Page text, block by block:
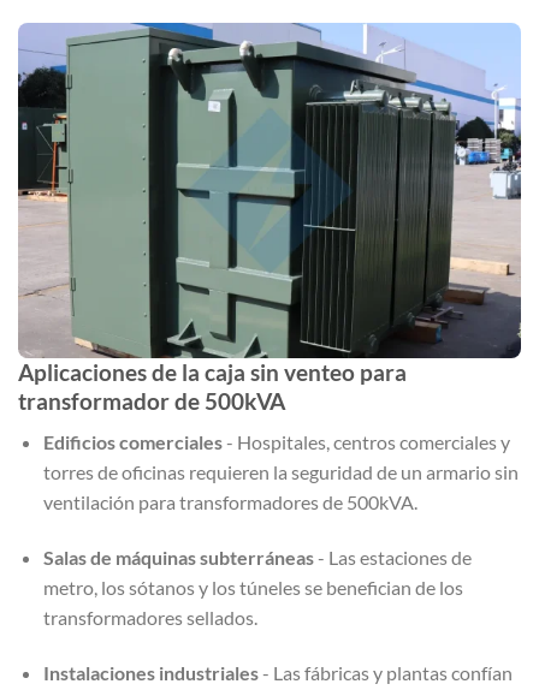
Aplicaciones de la caja sin venteo para
transformador de 500kVA
Edificios comerciales- Hospitales, centros comerciales y
torres de oficinas requieren la seguridad de un armario sin
ventilación para transformadores de 500kVA.
Salas de máquinas subterráneas- Las estaciones de
metro, los sótanos y los túneles se benefician de los
transformadores sellados.
Instalaciones industriales- Las fábricas y plantas confían